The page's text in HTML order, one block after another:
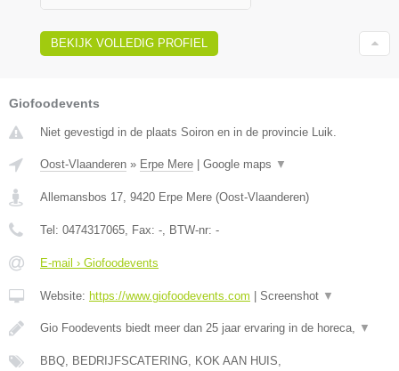
BEKIJK VOLLEDIG PROFIEL
Giofoodevents
Niet gevestigd in de plaats Soiron en in de provincie Luik.
Oost-Vlaanderen » Erpe Mere Google maps ▼
Allemansbos 17, 9420 Erpe Mere (Oost-Vlaanderen)
Tel: 0474317065, Fax: -, BTW-nr: -
E-mail › Giofoodevents
Website: https://www.giofoodevents.com Screenshot ▼
Gio Foodevents biedt meer dan 25 jaar ervaring in de horeca, ▼
BBQ, BEDRIJFSCATERING, KOK AAN HUIS,